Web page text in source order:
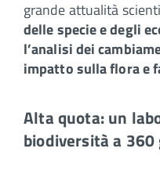
grande attualità
delle specie e degli
l’analisi dei
impatto sulla flora e
Alta quota: un
biodiversità a 360